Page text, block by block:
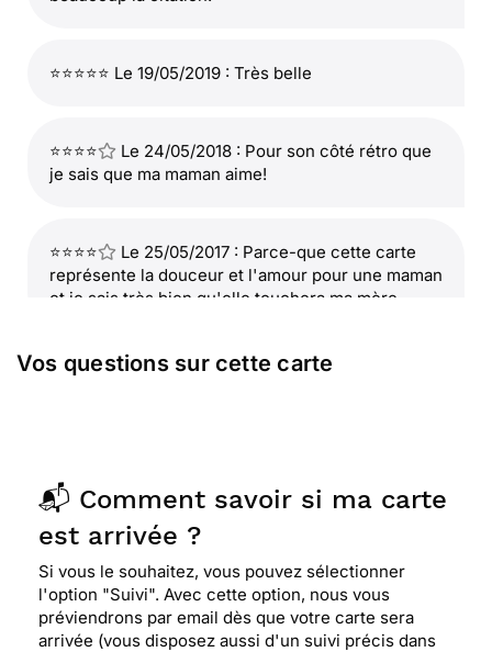
⭐⭐⭐⭐⭐ Le 19/05/2019 : Très belle
⭐⭐⭐⭐
Le 24/05/2018 : Pour son côté rétro que
je sais que ma maman aime!
⭐⭐⭐⭐
Le 25/05/2017 : Parce-que cette carte
représente la douceur et l'amour pour une maman
et je sais très bien qu'elle touchera ma mère.
⭐⭐⭐⭐
Le 24/05/2017 : Couleur douce comme
⭐⭐⭐⭐
mère adore ce genre de carte
⭐⭐⭐⭐
Le 25/05/2016 : Très belle carte: belles
couleur, belle citation
Vos questions sur cette carte
📬 Comment savoir si ma carte
est arrivée ?
Si vous le souhaitez, vous pouvez sélectionner
l'option "Suivi". Avec cette option, nous vous
préviendrons par email dès que votre carte sera
arrivée (vous disposez aussi d'un suivi précis dans